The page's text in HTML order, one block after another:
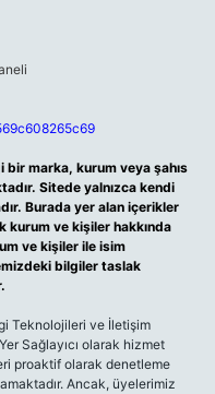
marka, kurum veya şahıs
Sitede yalnızca kendi
Burada yer alan içerikler
kurum ve kişiler hakkında
ve kişiler ile isim
bilgiler taslak
Teknolojileri ve İletişim
Sağlayıcı olarak hizmet
proaktif olarak denetleme
Ancak, üyelerimiz